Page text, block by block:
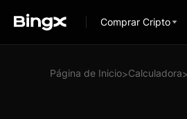
Comprar Cripto
Página de Inicio>Calculadora>